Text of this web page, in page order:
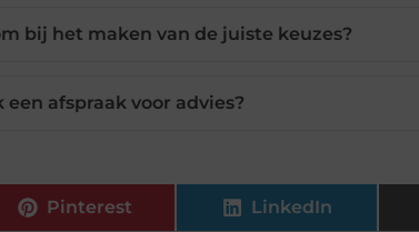
bij het maken van de juiste keuzes?
een afspraak voor advies?
Pinterest LinkedIn